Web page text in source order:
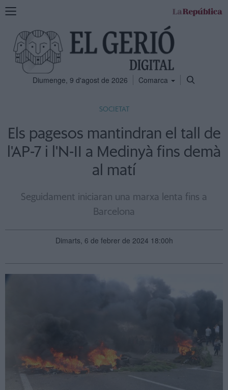
Mostra
navegació
Diumenge, 9 d'agost de 2026 Comarca
SOCIETAT
Els pagesos mantindran el tall de
l'AP-7 i l'N-II a Medinyà fins demà
al matí
Seguidament iniciaran una marxa lenta fins a
Barcelona
Dimarts, 6 de febrer de 2024 18:00h